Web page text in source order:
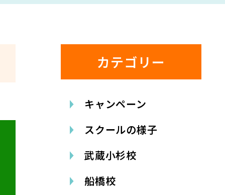
カテゴリー
キャンペーン
スクールの様子
武蔵小杉校
船橋校